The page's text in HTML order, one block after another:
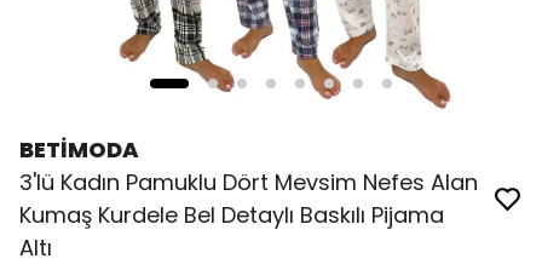
BETİMODA
3'lü Kadın Pamuklu Dört Mevsim Nefes Alan
Kumaş Kurdele Bel Detaylı Baskılı Pijama
Altı